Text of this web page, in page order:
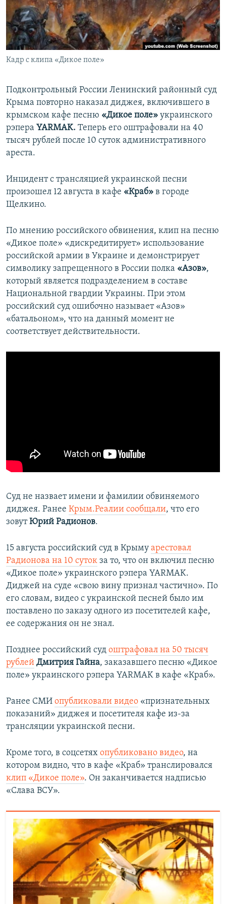
ПОБЕДИТЕЛЕЙ НЕ СУДЯТ?
КРЫМ.НЕПОКОРЕННЫЙ
ELIFBE
УКРАИНСКАЯ ПРОБЛЕМА КРЫМА
ПРИСОЕДИНЯЙТЕСЬ!
Кадр с клипа «Дикое поле»
Подконтрольный России Ленинский районный суд
Крыма повторно наказал диджея, включившего в
крымском кафе песню «Дикое поле» украинского
рэпера YARMAK. Теперь его оштрафовали на 40
тысяч рублей после 10 суток административного
ареста.
Инцидент с трансляцией украинской песни
произошел 12 августа в кафе «Краб» в городе
Щелкино.
По мнению российского обвинения, клип на песню
«Дикое поле» «дискредитирует» использование
российской армии в Украине и демонстрирует
символику запрещенного в России полка «Азов»,
который является подразделением в составе
Национальной гвардии Украины. При этом
российский суд ошибочно называет «Азов»
«батальоном», что на данный момент не
соответствует действительности.
Суд не назвает имени и фамилии обвиняемого
диджея. Ранее Крым.Реалии сообщали, что его
зовутЮрий Радионов.
15 августа российский суд в Крыму арестовал
Радионова на 10 суток за то, что он включил песню
«Дикое поле» украинского рэпера YARMAK.
Диджей на суде «свою вину признал частично». По
его словам, видео с украинской песней было им
поставлено по заказу одного из посетителей кафе,
ее содержания он не знал.
Позднее российский суд оштрафовал на 50 тысяч
рублей Дмитрия Гайна, заказавшего песню «Дикое
поле» украинского рэпера YARMAK в кафе «Краб».
Ранее СМИ опубликовали видео «признательных
показаний» диджея и посетителя кафе из-за
трансляции украинской песни.
Кроме того, в соцсетях опубликовано видео, на
котором видно, что в кафе «Краб» транслировался
клип «Дикое поле». Он заканчивается надписью
«Слава ВСУ».